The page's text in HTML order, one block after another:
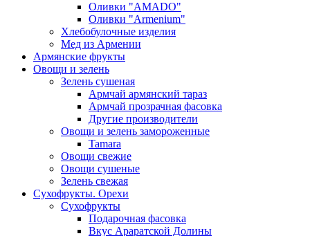
Оливки "AMADO"
Оливки "Armenium"
Хлебобулочные изделия
Мед из Армении
Армянские фрукты
Овощи и зелень
Зелень сушеная
Армчай армянский тараз
Армчай прозрачная фасовка
Другие производители
Овощи и зелень замороженные
Tamara
Овощи свежие
Овощи сушеные
Зелень свежая
Сухофрукты. Орехи
Сухофрукты
Подарочная фасовка
Вкус Араратской Долины